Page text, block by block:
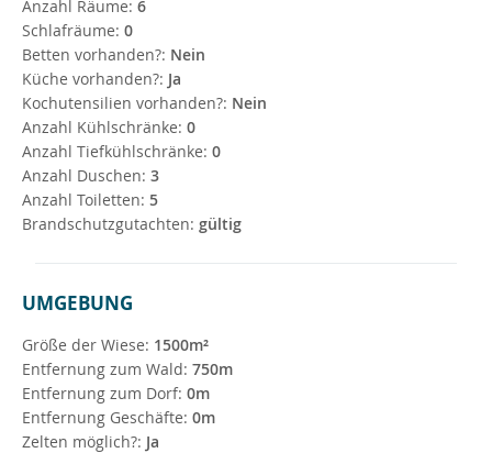
Anzahl Räume: 6
Schlafräume: 0
Betten vorhanden?: Nein
Küche vorhanden?: Ja
Kochutensilien vorhanden?: Nein
Anzahl Kühlschränke: 0
Anzahl Tiefkühlschränke: 0
Anzahl Duschen: 3
Anzahl Toiletten: 5
Brandschutzgutachten: gültig
UMGEBUNG
Größe der Wiese: 1500m²
Entfernung zum Wald: 750m
Entfernung zum Dorf: 0m
Entfernung Geschäfte: 0m
Zelten möglich?: Ja